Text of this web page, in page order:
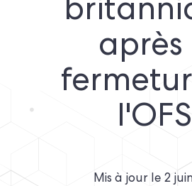
après
Mis à jour le 2